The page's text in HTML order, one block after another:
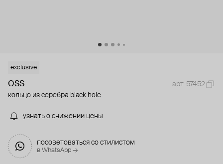
exclusive
OSS
арт. 57452
кольцо из серебра black hole
узнать о снижении цены
посоветоваться со стилистом
в WhatsApp →